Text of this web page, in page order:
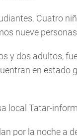
Cuatro
nueve
y dos adultos,
en
local Tatar-
por la noche a